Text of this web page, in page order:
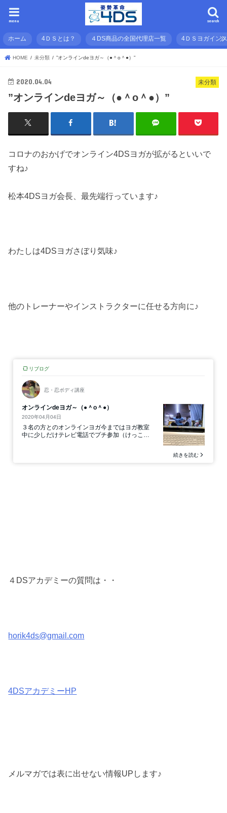
search
menu
ホーム 4ＤＳとは？ ４DS商品の全国代理店一覧 4ＤＳヨガイン
HOME 未分類 ”オンラインdeヨガ～（●＾o＾●）”
未分類
2020.04.04
”オンラインdeヨガ～（●＾o＾●）”
コロナのおかげでオンライン4DSヨガが拡がるといいで
すね♪
松本4DSヨガ会長、最先端行っています♪
わたしは4DSヨガさぼり気味♪
他のトレーナーやインストラクターに任せる方向に♪
４DSアカデミーの質問は・・
horik4ds@gmail.com
4DSアカデミーHP
メルマガでは表に出せない情報UPします♪